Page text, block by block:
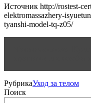
Источник http://rostest-
elektromassazhery-
tyanshi-model-tq-z05/
РубрикаУход за телом
Поиск